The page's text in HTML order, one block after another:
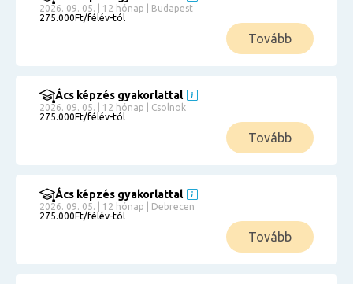
2026. 09. 05. | 12 hónap | Budapest
275.000Ft/félév-tól
Tovább
Ács képzés gyakorlattal
2026. 09. 05. | 12 hónap | Csolnok
275.000Ft/félév-tól
Tovább
Ács képzés gyakorlattal
2026. 09. 05. | 12 hónap | Debrecen
275.000Ft/félév-tól
Tovább